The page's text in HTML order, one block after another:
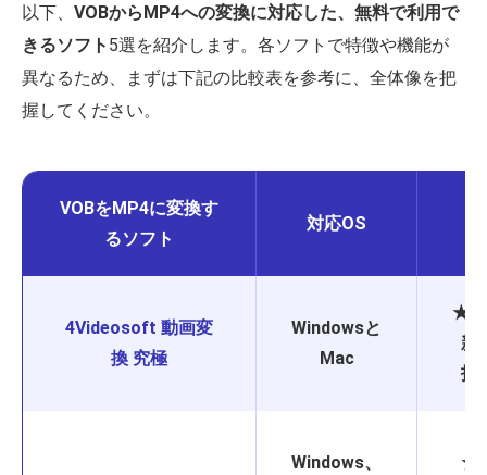
以下、 VOBからMP4への変換に対応した、無料で利用で
きるソフト 5選を紹介します。各ソフトで特徴や機能が
異なるため、まずは下記の比較表を参考に、全体像を把
握してください。
VOBをMP4に変換す
るソフト
対応OS
4Videosoft 動画変
換 究極
Windowsと
Mac
新
技
Windows、